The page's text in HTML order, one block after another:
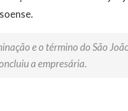
e o término do São
a empresária.